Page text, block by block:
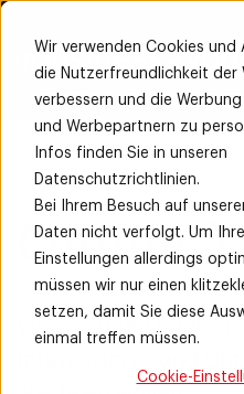
Wir verwenden Cookies und
die Nutzerfreundlichkeit der
verbessern und die
und Werbepartnern zu
Infos finden Sie in unseren
Datenschutzrichtlinien.
Bei Ihrem Besuch auf
Daten nicht verfolgt. Um
Einstellungen allerdings
müssen wir nur einen
setzen, damit Sie diese
einmal treffen müssen.
Cookie-
Online
Wissen und
Interessierte und